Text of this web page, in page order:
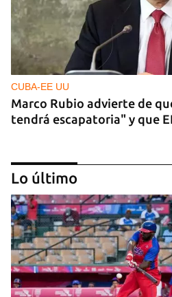
CUBA-EE UU
Marco Rubio advierte de
tendrá escapatoria" y que
Lo último